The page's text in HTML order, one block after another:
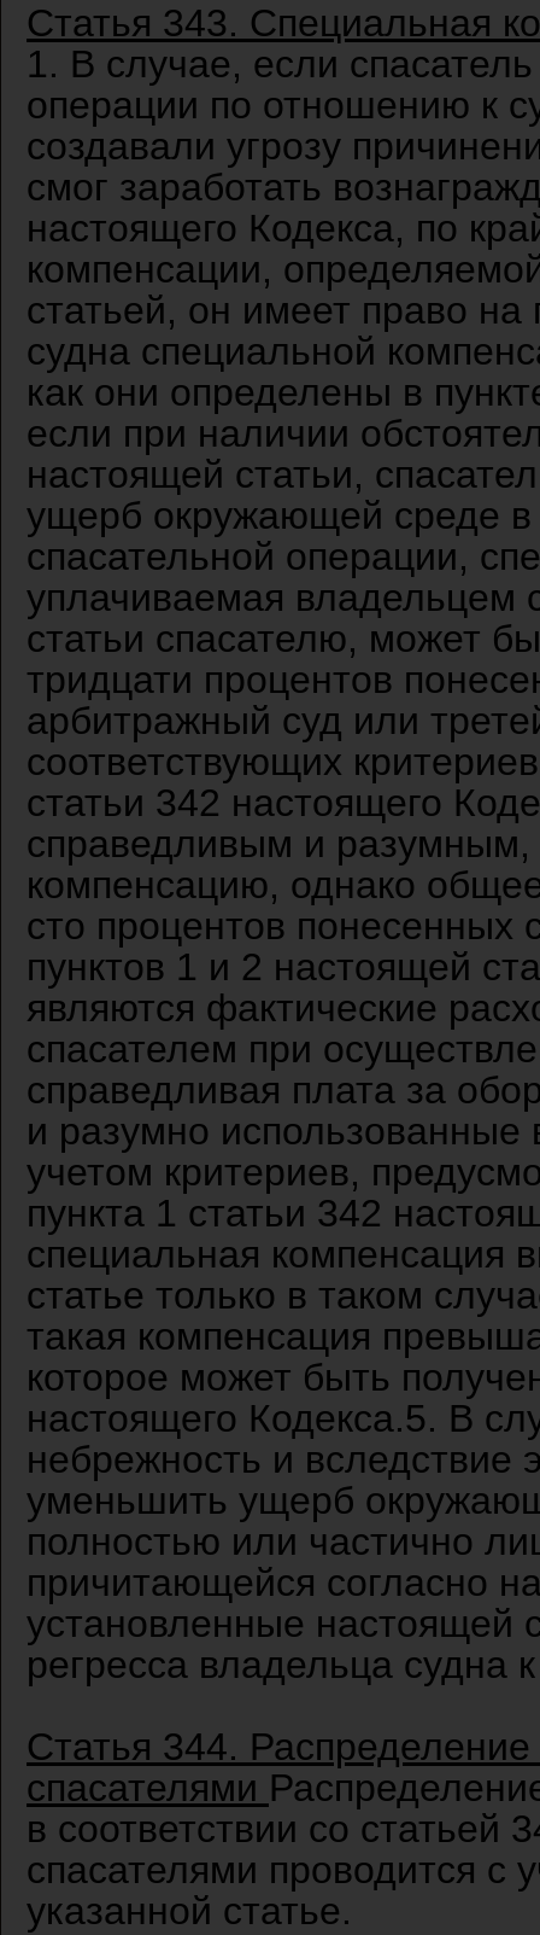
Статья 343. Специальная
1. В случае, если
операции по отношению к
создавали угрозу
смог заработать
настоящего Кодекса, по
компенсации,
статьей, он имеет право на
судна специальной
как они определены в
если при наличии
настоящей статьи,
ущерб окружающей среде в
спасательной операции,
уплачиваемая владельцем
статьи спасателю, может
тридцати процентов
арбитражный суд или
соответствующих
статьи 342 настоящего
справедливым и разумным,
компенсацию, однако
сто процентов понесенных
пунктов 1 и 2 настоящей
являются фактические
спасателем при
справедливая плата за
и разумно использованные
учетом критериев,
пункта 1 статьи 342
специальная компенсация
статье только в таком
такая компенсация
которое может быть
настоящего Кодекса.5. В
небрежность и вследствие
уменьшить ущерб
полностью или частично
причитающейся согласно
установленные настоящей
регресса владельца судна
Статья 344.
спасателями
в соответствии со статьей
спасателями проводится с
указанной статье.